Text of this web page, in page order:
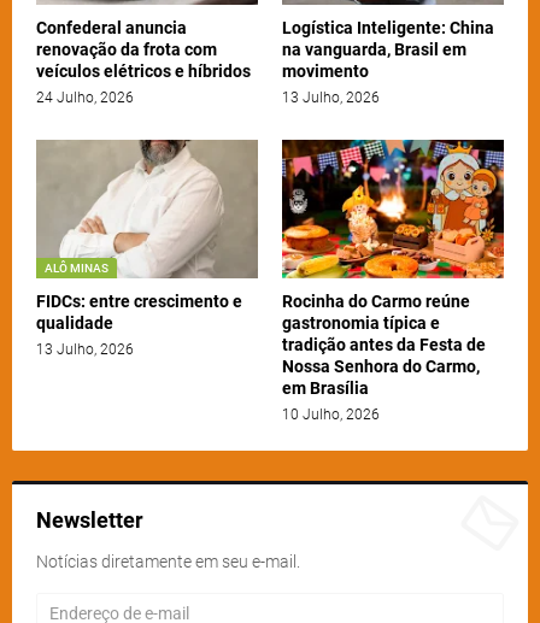
Confederal anuncia
renovação da frota com
veículos elétricos e híbridos
24 Julho, 2026
Logística Inteligente: China
na vanguarda, Brasil em
movimento
13 Julho, 2026
ALÔ MINAS
FIDCs: entre crescimento e
qualidade
13 Julho, 2026
Rocinha do Carmo reúne
gastronomia típica e
tradição antes da Festa de
Nossa Senhora do Carmo,
em Brasília
10 Julho, 2026
Newsletter
Notícias diretamente em seu e-mail.